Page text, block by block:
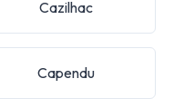
Cazilhac
Capendu